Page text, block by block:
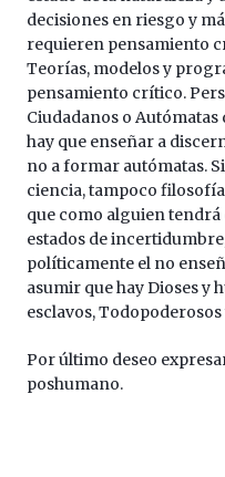
decisiones en riesgo y
requieren pensamiento
Teorías, modelos y
pensamiento crítico.
Ciudadanos o
hay que enseñar a
no a formar autómatas.
ciencia, tampoco
que como alguien tendrá
estados de
políticamente el no
asumir que hay Dioses y
esclavos,
Por último deseo
poshumano.